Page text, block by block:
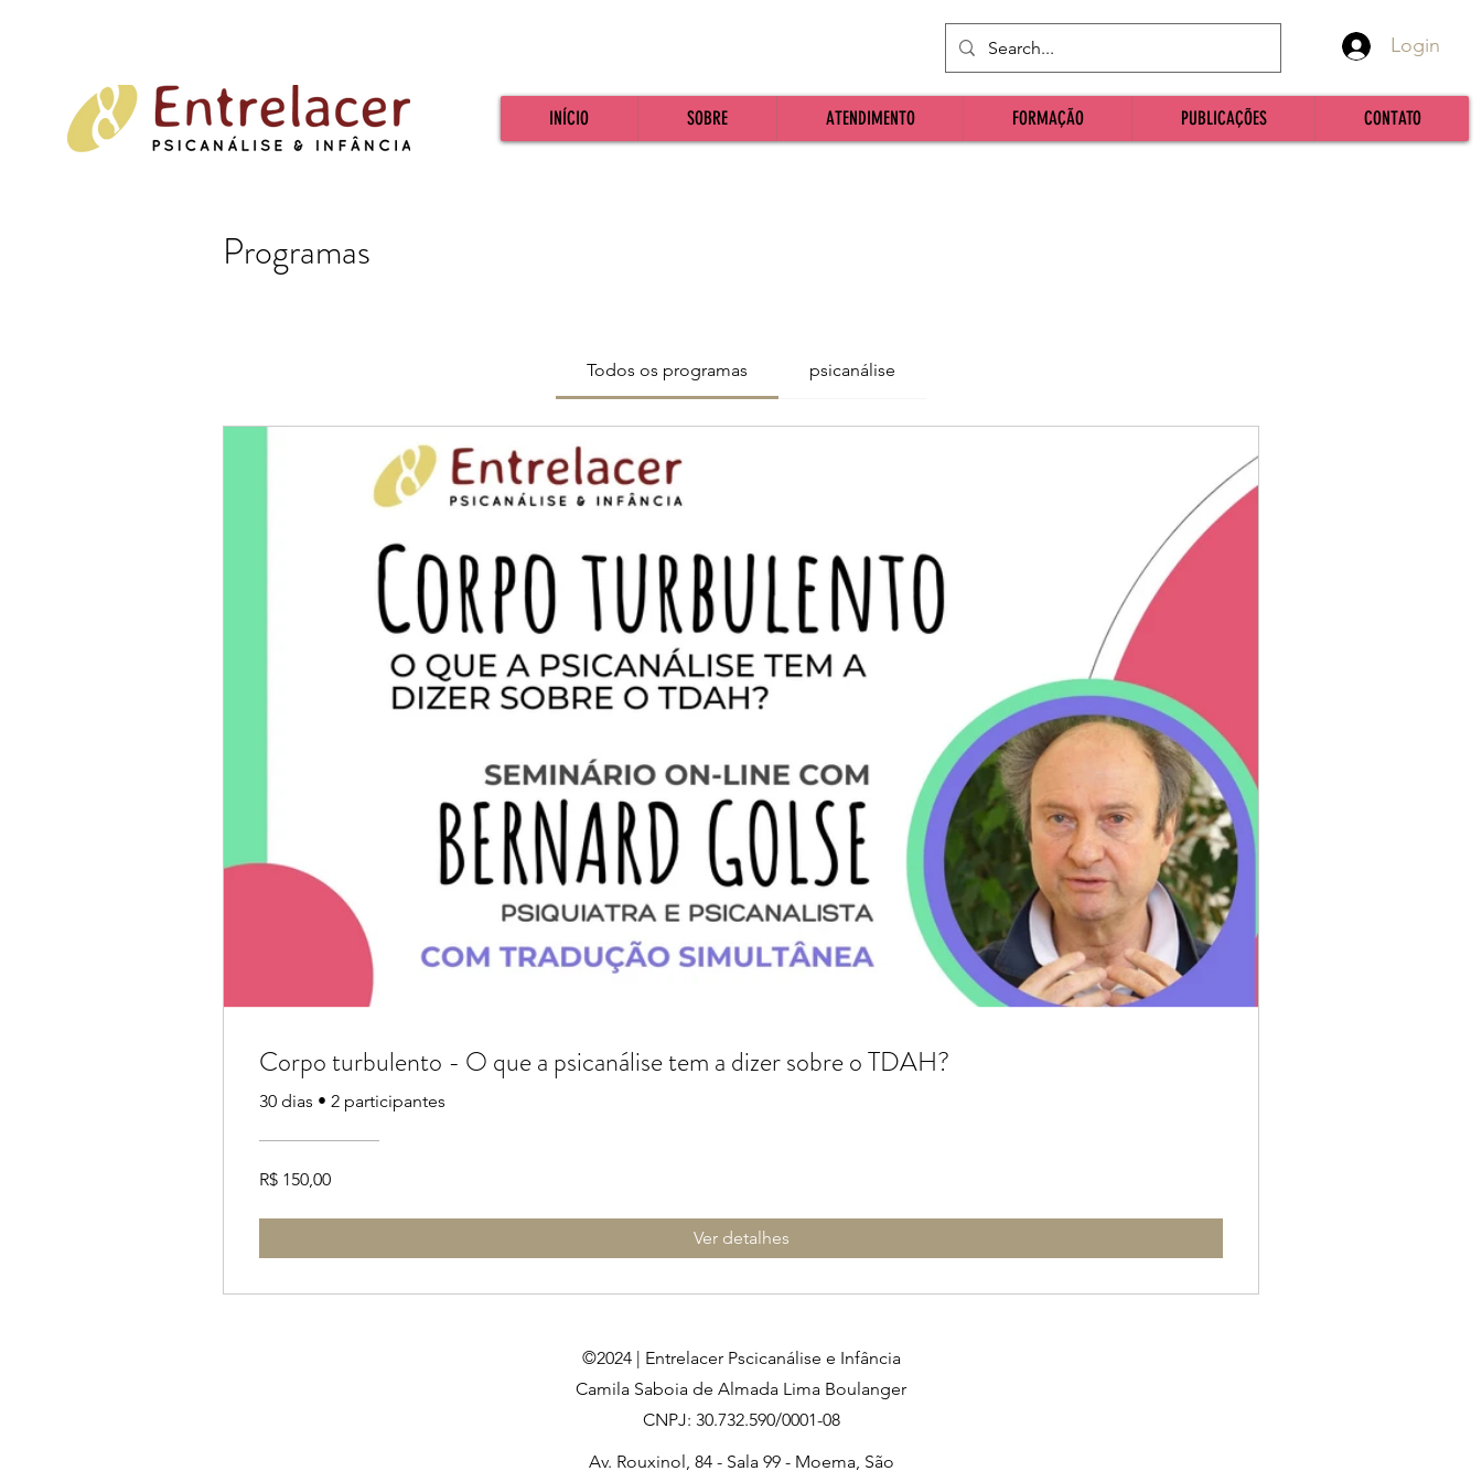
Login
INÍCIO SOBRE ATENDIMENTO FORMAÇÃO PUBLICAÇÕES CONTATO
Programas
Todos os programas psicanálise
Corpo turbulento - O que a psicanálise tem a dizer sobre o TDAH?
30 dias • 2 participantes
R$ 150,00
Ver detalhes
©2024 | Entrelacer Pscicanálise e Infância
Camila Saboia de Almada Lima Boulanger
CNPJ: 30.732.590/0001-08
Av. Rouxinol, 84 - Sala 99 - Moema, São